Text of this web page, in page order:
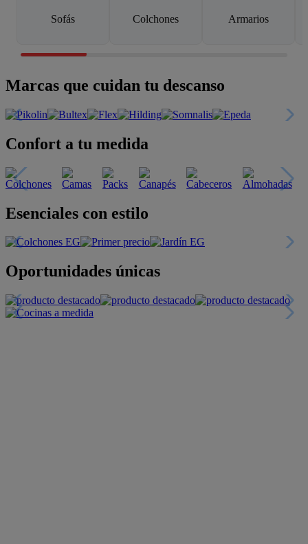
Sofás Colchones Armarios
Marcas que cuidan tu descanso
Confort a tu medida
Esenciales con estilo
Oportunidades únicas